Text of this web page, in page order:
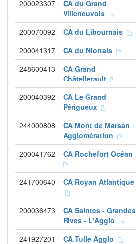
200023307
CA du Grand
Villeneuvois
200070092 CA du Libournais
200041317 CA du Niortais
248600413
CA Grand
Châtellerault
200040392
CA Le Grand
Périgueux
244000808
CA Mont de Marsan
Agglomération
200041762 CA Rochefort Océan
241700640 CA Royan Atlantique
200036473
CA Saintes - Grandes
Rives - L'Agglo
241927201 CA Tulle Agglo